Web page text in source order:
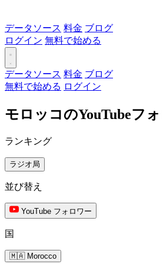
データソース 料金 ブログ
ログイン 無料で始める
データソース 料金 ブログ
無料で始める ログイン
モロッコのYouTubeフ
ランキング
ラジオ局
並び替え
YouTube フォロワー
国
🇲🇦 Morocco